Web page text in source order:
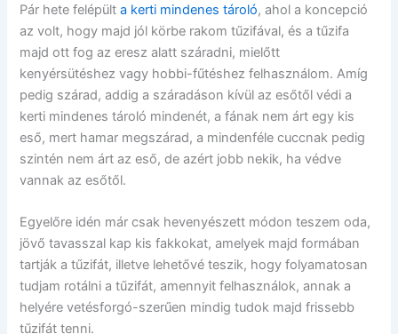
Pár hete felépülta kerti mindenes tároló, ahol a koncepció
az volt, hogy majd jól körbe rakom tűzifával, és a tűzifa
majd ott fog az eresz alatt száradni, mielőtt
kenyérsütéshez vagy hobbi-fűtéshez felhasználom. Amíg
pedig szárad, addig a száradáson kívül az esőtől védi a
kerti mindenes tároló mindenét, a fának nem árt egy kis
eső, mert hamar megszárad, a mindenféle cuccnak pedig
szintén nem árt az eső, de azért jobb nekik, ha védve
vannak az esőtől.
Egyelőre idén már csak hevenyészett módon teszem oda,
jövő tavasszal kap kis fakkokat, amelyek majd formában
tartják a tűzifát, illetve lehetővé teszik, hogy folyamatosan
tudjam rotálni a tűzifát, amennyit felhasználok, annak a
helyére vetésforgó-szerűen mindig tudok majd frissebb
tűzifát tenni.